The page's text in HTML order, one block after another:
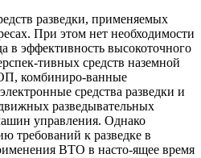
разведки, применяемых
При этом нет необходимости
в эффективность высокоточного
тивных средств наземной
комбиниро-ванные
средства разведки и
разведывательных
управления. Однако
требований к разведке в
ВТО в насто-ящее время